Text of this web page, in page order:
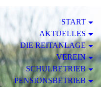
START
AKTUELLES
DIE REITANLAGE
VEREIN
SCHULBETRIEB
PENSIONSBETRIEB